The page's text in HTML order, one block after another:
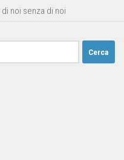
noi senza di noi